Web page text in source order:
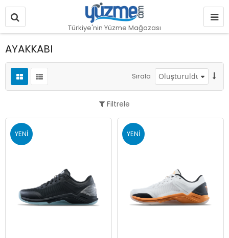
Türkiye'nin Yüzme Mağazası
AYAKKABI
Sırala
Filtrele
YENI YENI